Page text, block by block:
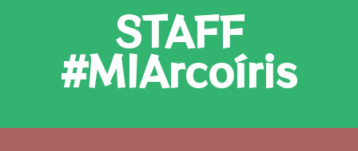
STAFF
#MIArcoíris